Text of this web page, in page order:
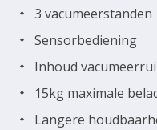
3 vacumeerstanden
Sensorbediening
Inhoud
15kg maximale
Langere